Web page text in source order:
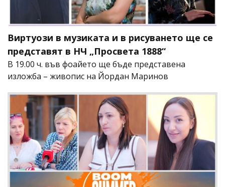
Виртуози в музиката и в рисуването ще се
представят в НЧ „Просвета 1888“
В 19.00 ч. във фоайето ще бъде представена
изложба – живопис на Йордан Маринов